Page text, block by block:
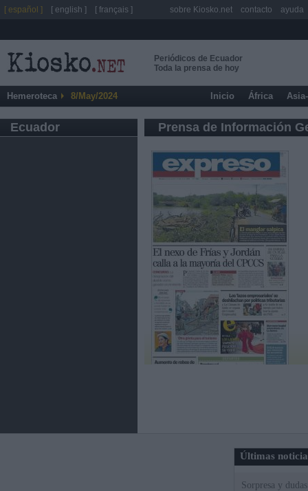
Periódicos de Ecuador
Toda la prensa de hoy
Hemeroteca 8/May/2024 Inicio África
Ecuador Prensa de Información
Últimas
Sorpresa y
[ español ] [ english ] [ français ] sobre Kiosko.net contacto ayuda